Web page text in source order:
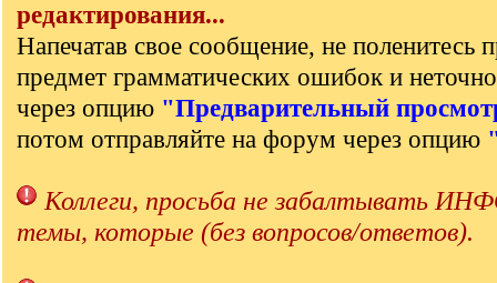
редактирования...
Напечатав свое сообщение, не поленитесь
предмет грамматических ошибок и
через опцию "Предварительный
потом отправляйте на форум через опцию
Коллеги, просьба не забалтывать
темы, которые (без вопросов/ответов).